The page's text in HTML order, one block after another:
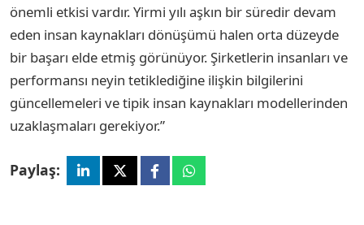
önemli etkisi vardır. Yirmi yılı aşkın bir süredir devam
eden insan kaynakları dönüşümü halen orta düzeyde
bir başarı elde etmiş görünüyor. Şirketlerin insanları ve
performansı neyin tetiklediğine ilişkin bilgilerini
güncellemeleri ve tipik insan kaynakları modellerinden
uzaklaşmaları gerekiyor.”
Paylaş: